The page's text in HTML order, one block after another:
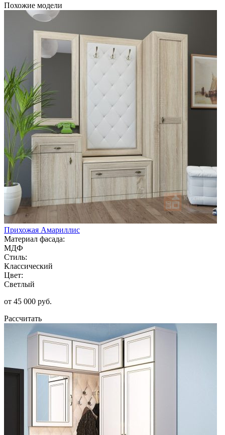
Похожие модели
Прихожая Амариллис
Материал фасада:
МДФ
Стиль:
Классический
Цвет:
Светлый
от 45 000 руб.
Рассчитать